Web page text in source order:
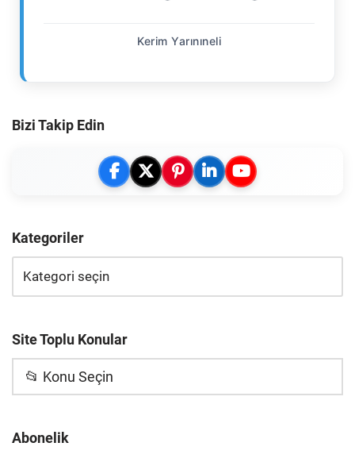
Kerim Yarınıneli
Bizi Takip Edin
Kategoriler
Site Toplu Konular
📂 Konu Seçin
Abonelik